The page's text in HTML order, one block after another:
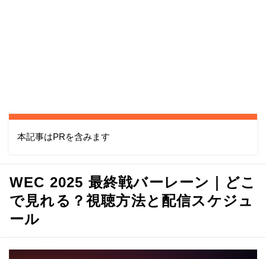
本記事はPRを含みます
WEC 2025 最終戦バーレーン｜どこ
で見れる？視聴方法と配信スケジュ
ール